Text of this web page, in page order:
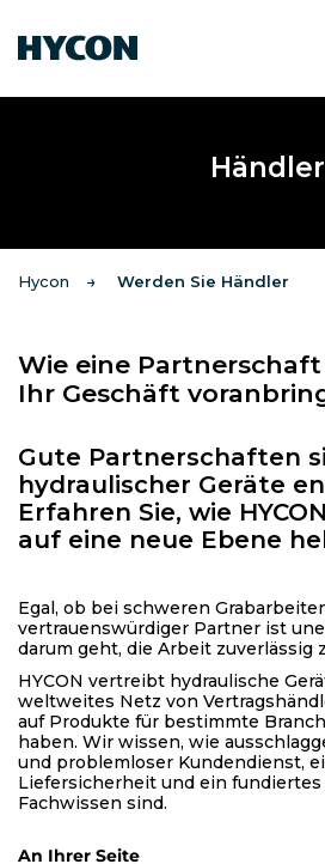
Händler
Hycon Werden Sie Händler
Wie eine Partnerschaft
Ihr Geschäft
Gute Partnerschaften
hydraulischer Geräte
Erfahren Sie, wie
auf eine neue Ebene
Egal, ob bei schweren
vertrauenswürdiger Partner ist
darum geht, die Arbeit zuverlässig
HYCON vertreibt hydraulische
weltweites Netz von
auf Produkte für bestimmte
haben. Wir wissen, wie
und problemloser Kundendienst,
Liefersicherheit und ein
Fachwissen sind.
An Ihrer Seite